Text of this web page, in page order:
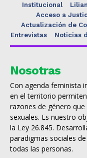
Institucional
Acceso a
Actualización de
Entrevistas
Noticias
Nosotras
Con agenda feminista
en el territorio
razones de género
sexuales. Es nuestro
la Ley 26.845.
paradigmas sociales
todas las personas.